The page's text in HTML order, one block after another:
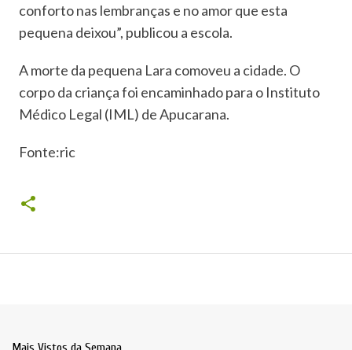
conforto nas lembranças e no amor que esta
pequena deixou”, publicou a escola.
A morte da pequena Lara comoveu a cidade. O
corpo da criança foi encaminhado para o Instituto
Médico Legal (IML) de Apucarana.
Fonte:ric